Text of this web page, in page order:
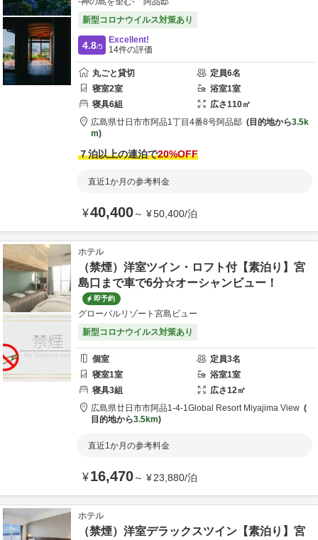
新型コロナウイルス対策あり
4.8/5
Excellent!
14件の評価
丸ごと貸切 定員6名
寝室2室 浴室1室
寝具6組 広さ110㎡
広島県廿日市市阿品1丁目4番8号阿品邸 目的地から3.5k
m
７泊以上の連泊で20%OFF
直近1か月の参考料金
¥40,400～ ¥50,400/泊
ホテル
（禁煙）洋室ツイン・ロフト付【素泊り】宮
島口まで車で6分☆オーシャンビュー！
即予約
グローバルリゾート宮島ビュー
新型コロナウイルス対策あり
個室 定員3名
寝室1室 浴室1室
寝具3組 広さ12㎡
広島県廿日市市阿品1-4-1Global Resort Miyajima View
目的地から3.5km
直近1か月の参考料金
¥16,470～ ¥23,880/泊
ホテル
（禁煙）洋室デラックスツイン【素泊り】宮